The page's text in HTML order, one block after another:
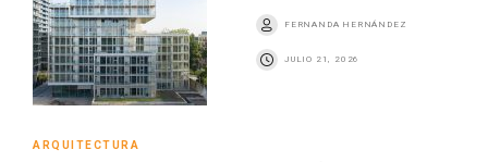
FERNANDA HERNÁNDEZ
JULIO 21, 2026
ARQUITECTURA